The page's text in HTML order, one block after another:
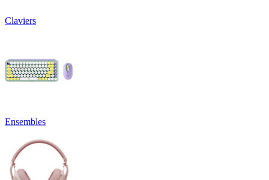
Claviers
Ensembles